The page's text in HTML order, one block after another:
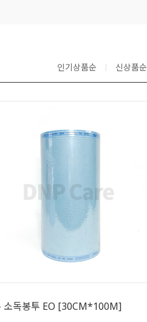
인기상품순 신상품순
소독봉투 EO [30CM*100M]